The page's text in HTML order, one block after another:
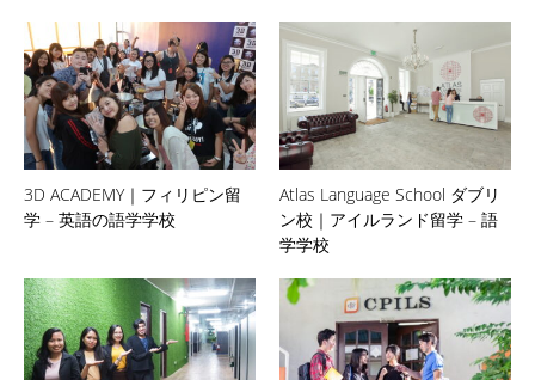
3D ACADEMY｜フィリピン留
学 – 英語の語学学校
Atlas Language School ダブリ
ン校｜アイルランド留学 – 語
学学校